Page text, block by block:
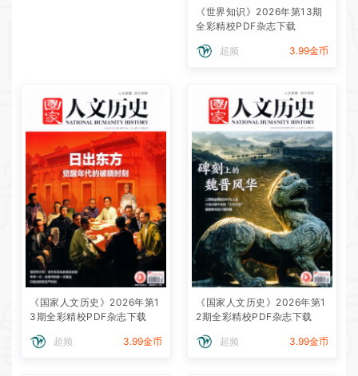
《世界知识》2026年第13期
全彩精校PDF杂志下载
超频 3.99金币
《国家人文历史》2026年第1
3期全彩精校PDF杂志下载
超频 3.99金币
《国家人文历史》2026年第1
2期全彩精校PDF杂志下载
超频 3.99金币